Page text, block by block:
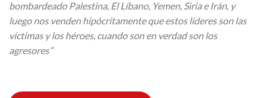
bombardeado Palestina, El Líbano, Yemen, Siria e Irán, y
luego nos venden hipócritamente que estos líderes son las
víctimas y los héroes, cuando son en verdad son los
agresores”